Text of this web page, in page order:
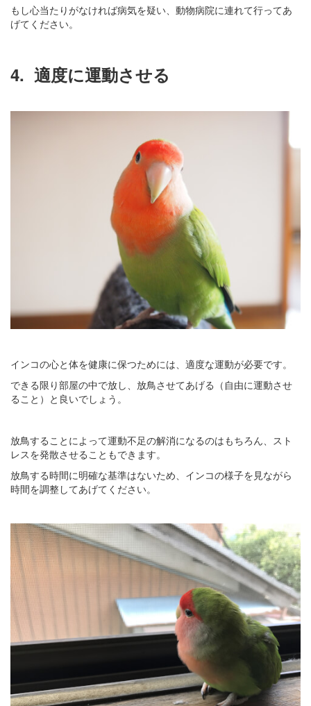
もし心当たりがなければ病気を疑い、動物病院に連れて行ってあ
げてください。
4. 適度に運動させる
インコの心と体を健康に保つためには、適度な運動が必要です。
できる限り部屋の中で放し、放鳥させてあげる（自由に運動させ
ること）と良いでしょう。
放鳥することによって運動不足の解消になるのはもちろん、スト
レスを発散させることもできます。
放鳥する時間に明確な基準はないため、インコの様子を見ながら
時間を調整してあげてください。